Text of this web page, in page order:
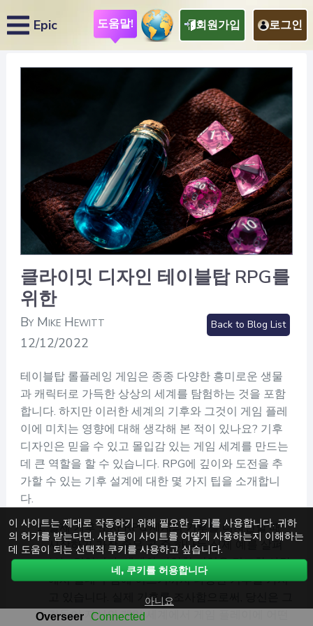
Epic 도움말! 회원가입 로그인
클라이밋 디자인 테이블탑 RPG를
위한
By Mike Hewitt
12/12/2022
Back to Blog List
테이블탑 롤플레잉 게임은 종종 다양한 흥미로운 생물
과 캐릭터로 가득한 상상의 세계를 탐험하는 것을 포함
합니다. 하지만 이러한 세계의 기후와 그것이 게임 플레
이에 미치는 영향에 대해 생각해 본 적이 있나요? 기후
디자인은 믿을 수 있고 몰입감 있는 게임 세계를 만드는
데 큰 역할을 할 수 있습니다. RPG에 깊이와 도전을 추
가할 수 있는 기후 설계에 대한 몇 가지 팁을 소개합니
다.
실제 기후 조사 RPG 세계의 기후를 디자인할 때
시작하기 가장 좋은 곳 중 하나는 실제 예를 살펴
보는 것입니다. 세계의 다양한 지역은 건조한 사막
에서 열대 우림에 이르기까지 다양한 기후를 가지
고 있습니다. 실제 기후를 조사함으로써, 당신은 그
것들이 자신의 게임 세계에서 게임 플레이에 어떤
이 사이트는 제대로 작동하기 위해 필요한 쿠키를 사용합니다. 귀하
의 허가를 받는다면, 사람들이 사이트를 어떻게 사용하는지 이해하는
데 도움이 되는 선택적 쿠키를 사용하고 싶습니다.
네, 쿠키를 허용합니다
아니요